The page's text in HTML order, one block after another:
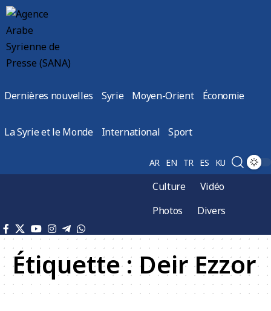
Dernières nouvelles Syrie Moyen-Orient Économie
La Syrie et le Monde International Sport
AR EN TR ES KU
Culture
Vidéo
Photos
Divers
Étiquette : Deir Ezzor